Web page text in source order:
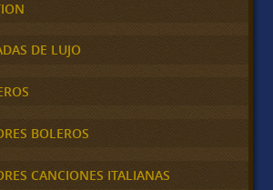
DE LUJO
BOLEROS
CANCIONES ITALIANAS